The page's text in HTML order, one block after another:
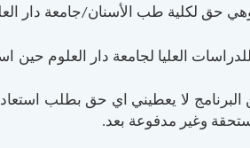
حق لكلية طب الأسنان/جامعة دار
العليا لجامعة دار العلوم حين
البرنامج لا يعطيني اي حق بطلب
وغير مدفوعة بعد.